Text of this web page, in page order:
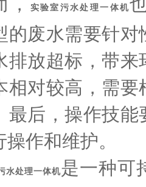
实验室污水处理一体机
的废水需要针
排放超标，带
相对较高，需
最后，操作技
作和维护。
水处理一体机是一种可